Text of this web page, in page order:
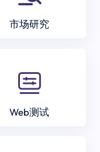
市场研究
Web测试